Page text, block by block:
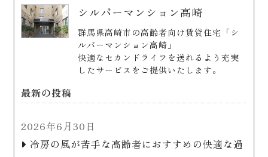
シルバーマンション高崎
群馬県高崎市の高齢者向け賃貸住宅「シ
ルバーマンション高崎」
快適なセカンドライフを送れるよう充実
したサービスをご提供いたします。
最新の投稿
2026年6月30日
冷房の風が苦手な高齢者におすすめの快適な過